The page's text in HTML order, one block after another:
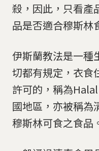
殺，因此，只看產
品是否適合穆斯林
伊斯蘭教法是一種
切都有規定，衣食
許可的，稱為
國地區，亦被稱為
穆斯林可食之食品